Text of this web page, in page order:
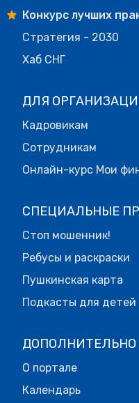
Конкурс лучших
Стратегия - 2030
Хаб СНГ
ДЛЯ
Кадровикам
Сотрудникам
Онлайн-курс Мои
СПЕЦИАЛЬНЫЕ
Стоп мошенник!
Ребусы и раскраски
Пушкинская карта
Подкасты для детей
ДОПОЛНИТЕЛЬНО
О портале
Календарь